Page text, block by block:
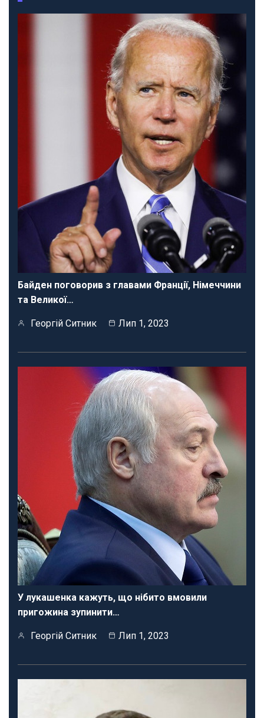
Байден поговорив з главами Франції, Німеччини
та Великої…
Георгій Ситник Лип 1, 2023
У лукашенка кажуть, що нібито вмовили
пригожина зупинити…
Георгій Ситник Лип 1, 2023